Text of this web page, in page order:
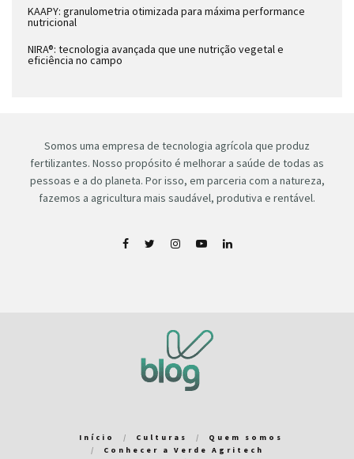
KAAPY: granulometria otimizada para máxima performance
nutricional
NIRA®: tecnologia avançada que une nutrição vegetal e
eficiência no campo
Somos uma empresa de tecnologia agrícola que produz
fertilizantes. Nosso propósito é melhorar a saúde de todas as
pessoas e a do planeta. Por isso, em parceria com a natureza,
fazemos a agricultura mais saudável, produtiva e rentável.
Início Culturas
Quem somos
Conhecer a Verde Agritech